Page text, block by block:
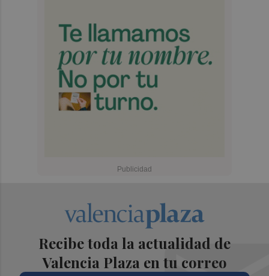
Recibe toda la actualidad de
Valencia Plaza en tu correo